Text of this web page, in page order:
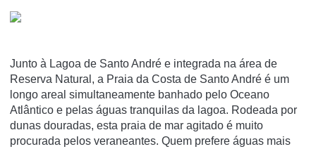
Junto à Lagoa de Santo André e integrada na área de
Reserva Natural, a Praia da Costa de Santo André é um
longo areal simultaneamente banhado pelo Oceano
Atlântico e pelas águas tranquilas da lagoa. Rodeada por
dunas douradas, esta praia de mar agitado é muito
procurada pelos veraneantes. Quem prefere águas mais